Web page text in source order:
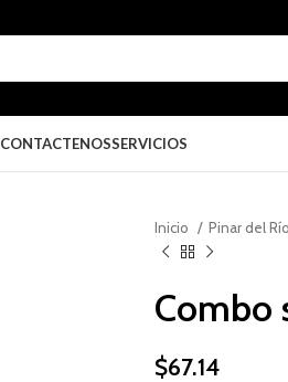
CONTACTENOSSERVICIOS
Inicio Pinar del Río
Combo
$67.14